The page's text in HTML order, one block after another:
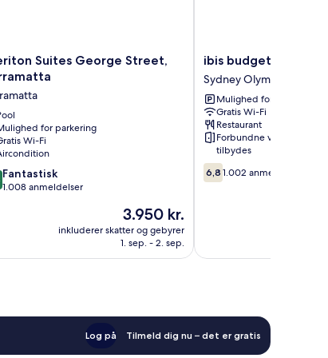
Suites George Street,
for parkering
Wi-Fi
Fantastisk
1.008 anmeldelser
Prisen
er
3.950 kr.
3.950 kr.
inkluderer skatter og gebyrer
1. sep. - 2. sep.
ibis
budget
Sydney
Olympic
Park
Sydney
Olympic
ibis budget Sydney
Sydney Olympic Park
Mulighed for parkering
Gratis Wi-Fi
Restaurant
Forbundne værelser
tilbydes
6.8
ud
6,8 1.002 anmeldelser
Log på Tilmeld dig nu – det er gratis